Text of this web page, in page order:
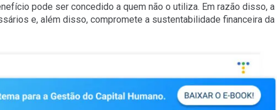
pode ser concedido a quem não o utiliza. Em razão disso, a
e, além disso, compromete a sustentabilidade financeira da